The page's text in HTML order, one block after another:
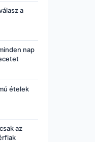
a
nap
ételek
az